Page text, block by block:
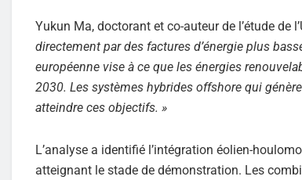
Yukun Ma, doctorant et co-auteur de l’étude de
directement par des factures d’énergie plus
européenne vise à ce que les énergies
2030. Les systèmes hybrides offshore qui
atteindre ces objectifs. »
L’analyse a identifié l’intégration éolien-
atteignant le stade de démonstration. Les